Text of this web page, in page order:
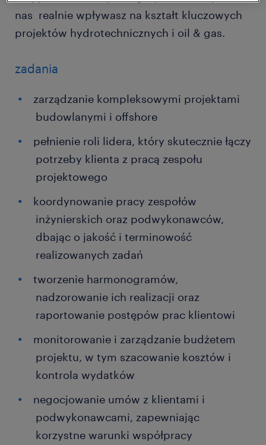
nas realnie wpływasz na kształt kluczowych
projektów hydrotechnicznych i oil & gas.
zadania
zarządzanie kompleksowymi projektami
budowlanymi i offshore
pełnienie roli lidera, który skutecznie łączy
potrzeby klienta z pracą zespołu
projektowego
koordynowanie pracy zespołów
inżynierskich oraz podwykonawców,
dbając o jakość i terminowość
realizowanych zadań
tworzenie harmonogramów,
nadzorowanie ich realizacji oraz
raportowanie postępów prac klientowi
monitorowanie i zarządzanie budżetem
projektu, w tym szacowanie kosztów i
kontrola wydatków
negocjowanie umów z klientami i
podwykonawcami, zapewniając
korzystne warunki współpracy